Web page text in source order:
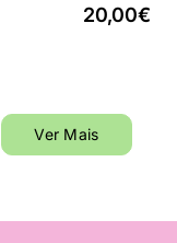
20,00€
Ver Mais